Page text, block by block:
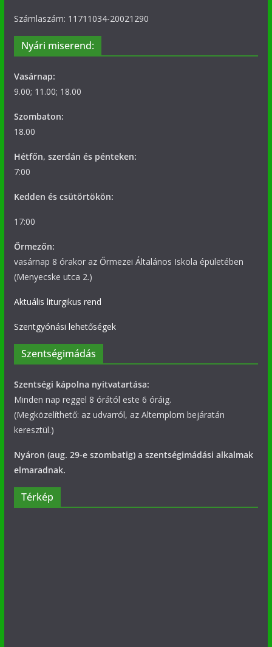
Számlaszám: 11711034-20021290
Nyári miserend:
Vasárnap:
9.00; 11.00; 18.00
Szombaton:
18.00
Hétfőn, szerdán és pénteken:
7:00
Kedden és csütörtökön:
17:00
Őrmezőn:
vasárnap 8 órakor az Őrmezei Általános Iskola épületében
(Menyecske utca 2.)
Aktuális liturgikus rend
Szentgyónási lehetőségek
Szentségimádás
Szentségi kápolna nyitvatartása:
Minden nap reggel 8 órától este 6 óráig.
(Megközelíthető: az udvarról, az Altemplom bejáratán
keresztül.)
Nyáron (aug. 29-e szombatig) a szentségimádási alkalmak
elmaradnak.
Térkép